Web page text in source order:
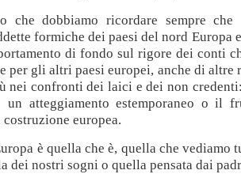
che dobbiamo ricordare sempre che
formiche dei paesi del nord Europa
di fondo sul rigore dei conti
per gli altri paesi europei, anche di altre
nei confronti dei laici e dei non
atteggiamento estemporaneo o il
costruzione europea.
è quella che è, quella che vediamo
dei nostri sogni o quella pensata dai